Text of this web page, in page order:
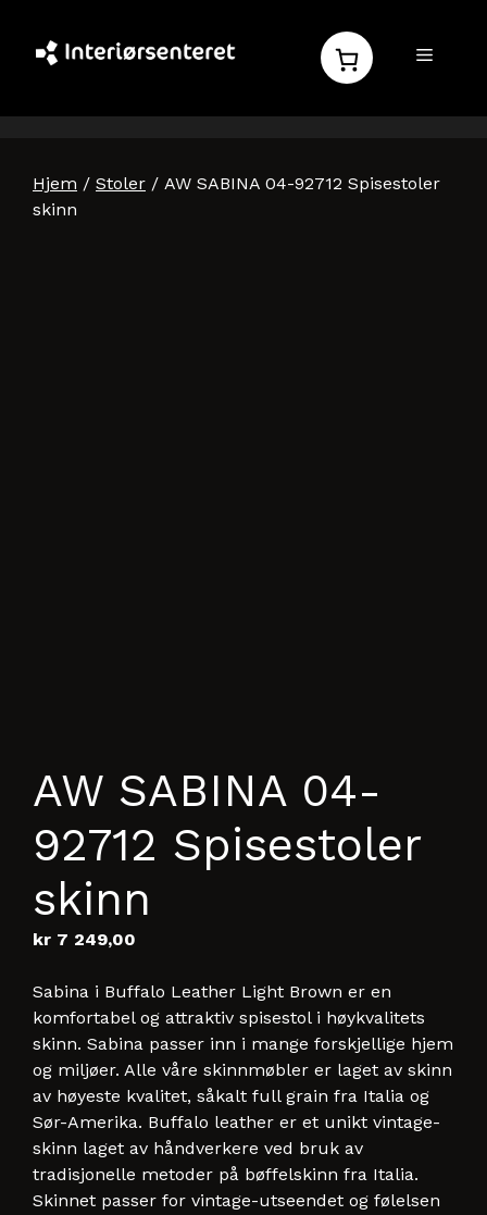
innhold
MENY
Hjem / Stoler / AW SABINA 04-92712 Spisestoler
skinn
AW SABINA 04-
92712 Spisestoler
skinn
kr 7 249,00
Sabina i Buffalo Leather Light Brown er en
komfortabel og attraktiv spisestol i høykvalitets
skinn. Sabina passer inn i mange forskjellige hjem
og miljøer. Alle våre skinnmøbler er laget av skinn
av høyeste kvalitet, såkalt full grain fra Italia og
Sør-Amerika. Buffalo leather er et unikt vintage-
skinn laget av håndverkere ved bruk av
tradisjonelle metoder på bøffelskinn fra Italia.
Skinnet passer for vintage-utseendet og følelsen